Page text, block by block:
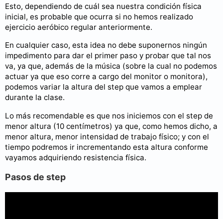
Esto, dependiendo de cuál sea nuestra condición física
inicial, es probable que ocurra si no hemos realizado
ejercicio aeróbico regular anteriormente.
En cualquier caso, esta idea no debe suponernos ningún
impedimento para dar el primer paso y probar que tal nos
va, ya que, además de la música (sobre la cual no podemos
actuar ya que eso corre a cargo del monitor o monitora),
podemos variar la altura del step que vamos a emplear
durante la clase.
Lo más recomendable es que nos iniciemos con el step de
menor altura (10 centímetros) ya que, como hemos dicho, a
menor altura, menor intensidad de trabajo físico; y con el
tiempo podremos ir incrementando esta altura conforme
vayamos adquiriendo resistencia física.
Pasos de step